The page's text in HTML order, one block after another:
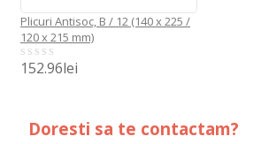
Plicuri Antisoc, B / 12 (140 x 225 /
120 x 215 mm)
0152.96lei
Doresti sa te contactam?